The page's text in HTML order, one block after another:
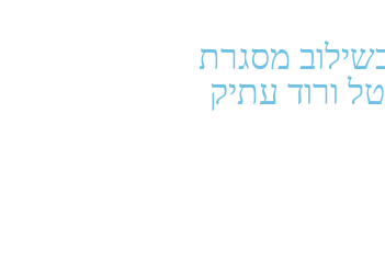
מסגרת
ורוד עתיק